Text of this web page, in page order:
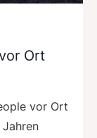
Ort
vor Ort